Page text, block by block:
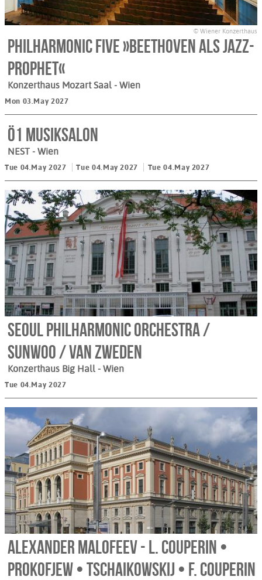
© Wiener Konzerthaus
Philharmonic Five »Beethoven als Jazz-
Prophet«
Konzerthaus Mozart Saal - Wien
Mon 03.May 2027
Ö1 Musiksalon
NEST - Wien
Tue 04.May 2027 Tue 04.May 2027 Tue 04.May 2027
Seoul Philharmonic Orchestra /
Sunwoo / van Zweden
Konzerthaus Big Hall - Wien
Tue 04.May 2027
Alexander Malofeev - L. Couperin •
Prokofjew • Tschaikowskij • F. Couperin